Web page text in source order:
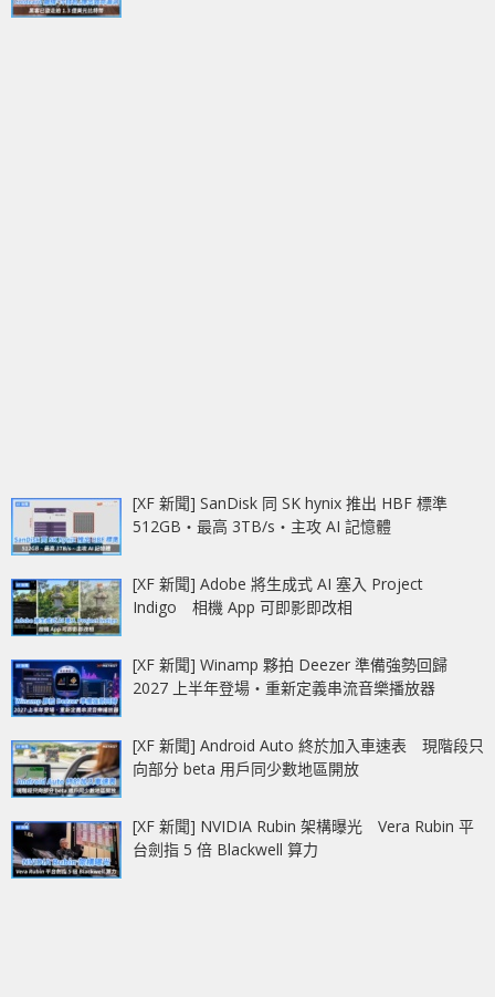
[XF 新聞] SanDisk 同 SK hynix 推出 HBF 標準
512GB‧最高 3TB/s‧主攻 AI 記憶體
[XF 新聞] Adobe 將生成式 AI 塞入 Project
Indigo 相機 App 可即影即改相
[XF 新聞] Winamp 夥拍 Deezer 準備強勢回歸
2027 上半年登場‧重新定義串流音樂播放器
[XF 新聞] Android Auto 終於加入車速表 現階段只
向部分 beta 用戶同少數地區開放
[XF 新聞] NVIDIA Rubin 架構曝光 Vera Rubin 平
台劍指 5 倍 Blackwell 算力